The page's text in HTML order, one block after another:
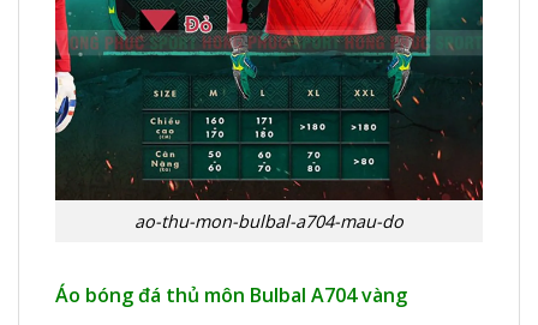
ao-thu-mon-bulbal-a704-mau-do
Áo bóng đá thủ môn Bulbal A704 vàng